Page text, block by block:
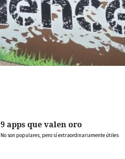
9 apps que valen oro
No son populares, pero sí extraordinariamente útiles